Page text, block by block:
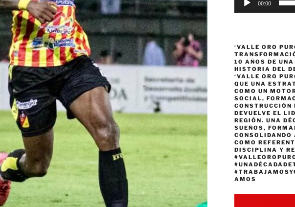
00:00
‘VALLE ORO
10 AÑOS DE
HISTORIA DEL
‘VALLE ORO
QUE UNA
COMO UN
SOCIAL,
CONSTRUCCIÓN
DEVUELVE EL
REGIÓN. UNA
SUEÑOS,
CONSOLIDANDO
COMO
DISCIPLINA Y
AMOS